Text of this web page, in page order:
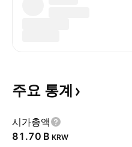
주요 통계
시가총액
‪81.70 B‬ KRW